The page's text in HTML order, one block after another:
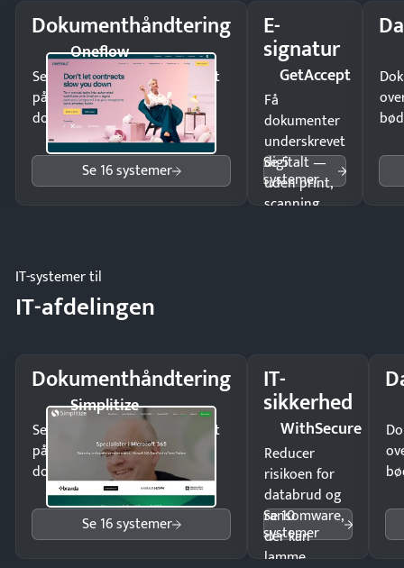
Dokumenthåndtering
Oneflow
Send kontrakter til underskrift
på minutter og mist ingen
dokumenter.
Se 16 systemer
E-
signatur
GetAccept
Få
dokumenter
underskrevet
digitalt —
uden print,
scanning
Se 5
systemer
IT-systemer til
IT-afdelingen
Dokumenthåndtering
Simplitize
Send kontrakter til underskrift
på minutter og mist ingen
dokumenter.
Se 16 systemer
IT-
sikkerhed
WithSecure
Reducer
risikoen for
databrud og
ransomware,
der kan
lamme
Se 10
systemer